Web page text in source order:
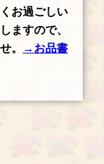
お過ごしい
ますので、
。
→お品書